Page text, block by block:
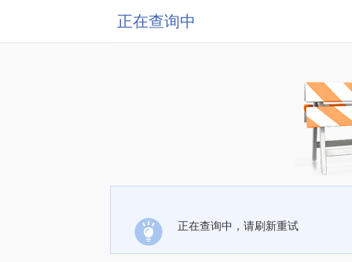
正在查询中
正在查询中，请刷新重试